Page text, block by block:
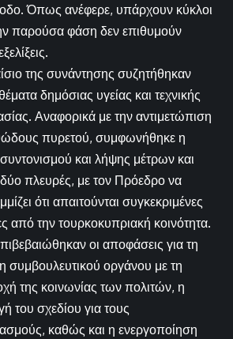
Όπως ανέφερε, υπάρχουν κύκλοι
παρούσα φάση δεν επιθυμούν
της συνάντησης συζητήθηκαν
δημόσιας υγείας και τεχνικής
Αναφορικά με την αντιμετώπιση
πυρετού, συμφωνήθηκε η
και λήψης μέτρων και
πλευρές, με τον Πρόεδρο να
ότι απαιτούνται συγκεκριμένες
από την τουρκοκυπριακή κοινότητα.
οι αποφάσεις για τη
συμβουλευτικού οργάνου με τη
της κοινωνίας των πολιτών, η
του σχεδίου για τους
καθώς και η ενεργοποίηση